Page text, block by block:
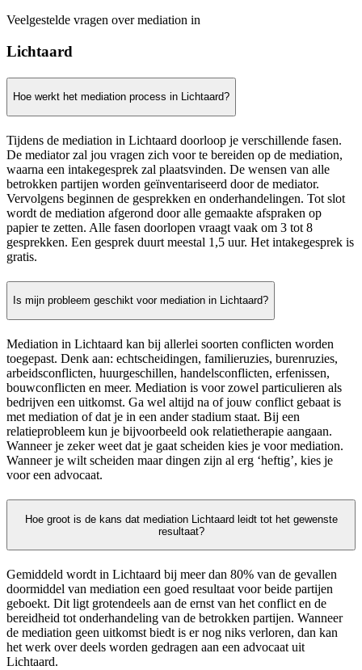
Veelgestelde vragen over mediation in
Lichtaard
Hoe werkt het mediation process in Lichtaard?
Tijdens de mediation in Lichtaard doorloop je verschillende fasen.
De mediator zal jou vragen zich voor te bereiden op de mediation,
waarna een intakegesprek zal plaatsvinden. De wensen van alle
betrokken partijen worden geïnventariseerd door de mediator.
Vervolgens beginnen de gesprekken en onderhandelingen. Tot slot
wordt de mediation afgerond door alle gemaakte afspraken op
papier te zetten. Alle fasen doorlopen vraagt vaak om 3 tot 8
gesprekken. Een gesprek duurt meestal 1,5 uur. Het intakegesprek is
gratis.
Is mijn probleem geschikt voor mediation in Lichtaard?
Mediation in Lichtaard kan bij allerlei soorten conflicten worden
toegepast. Denk aan: echtscheidingen, familieruzies, burenruzies,
arbeidsconflicten, huurgeschillen, handelsconflicten, erfenissen,
bouwconflicten en meer. Mediation is voor zowel particulieren als
bedrijven een uitkomst. Ga wel altijd na of jouw conflict gebaat is
met mediation of dat je in een ander stadium staat. Bij een
relatieprobleem kun je bijvoorbeeld ook relatietherapie aangaan.
Wanneer je zeker weet dat je gaat scheiden kies je voor mediation.
Wanneer je wilt scheiden maar dingen zijn al erg ‘heftig’, kies je
voor een advocaat.
Hoe groot is de kans dat mediation Lichtaard leidt tot het gewenste
resultaat?
Gemiddeld wordt in Lichtaard bij meer dan 80% van de gevallen
doormiddel van mediation een goed resultaat voor beide partijen
geboekt. Dit ligt grotendeels aan de ernst van het conflict en de
bereidheid tot onderhandeling van de betrokken partijen. Wanneer
de mediation geen uitkomst biedt is er nog niks verloren, dan kan
het werk over deels worden gedragen aan een advocaat uit
Lichtaard.